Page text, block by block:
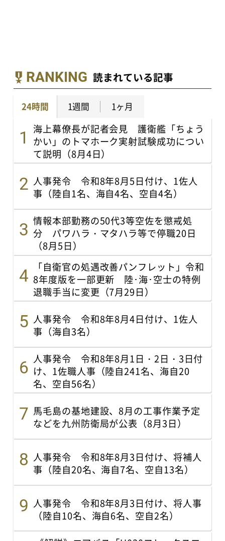
RANKING 読まれている記事
24時間 1週間 1ヶ月
海上幕僚長が記者会見 護衛艦「ちょう
かい」のトマホーク実射試験成功につい
て説明（8月4日）
人事発令 令和8年8月5日付け、1佐人
事（陸自1名、海自4名、空自4名）
情報本部勤務の50代3等空佐を懲戒処
分 パワハラ・マタハラ等で停職20日
（8月5日）
「自衛官の処遇改善パンフレット」令和
8年度版を一部更新 陸･海･空士の特例
退職手当に変更（7月29日）
人事発令 令和8年8月4日付け、1佐人
事（海自3名）
人事発令 令和8年8月1日・2日・3日付
け、1佐職人事（陸自241名、海自20
名、空自56名）
馬毛島の基地建設、8月の工事作業予定
などを九州防衛局が公表（8月3日）
人事発令 令和8年8月3日付け、将補人
事（陸自20名、海自7名、空自13名）
人事発令 令和8年8月3日付け、将人事
（陸自10名、海自6名、空自2名）